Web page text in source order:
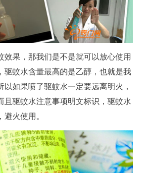
效果，那我们是不是就可以放心使用
驱蚊水含量最高的是乙醇，也就是我
以如果喷了驱蚊水一定要远离明火，
且驱蚊水注意事项明文标识，驱蚊水
火使用。